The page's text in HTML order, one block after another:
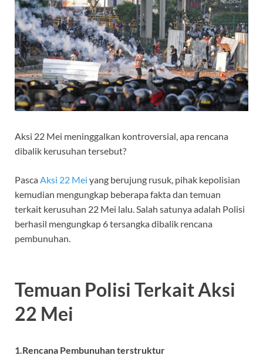
Aksi 22 Mei meninggalkan kontroversial, apa rencana
dibalik kerusuhan tersebut?
PascaAksi 22 Mei yang berujung rusuk, pihak kepolisian
kemudian mengungkap beberapa fakta dan temuan
terkait kerusuhan 22 Mei lalu. Salah satunya adalah Polisi
berhasil mengungkap 6 tersangka dibalik rencana
pembunuhan.
Temuan Polisi Terkait Aksi
22 Mei
1.Rencana Pembunuhan terstruktur